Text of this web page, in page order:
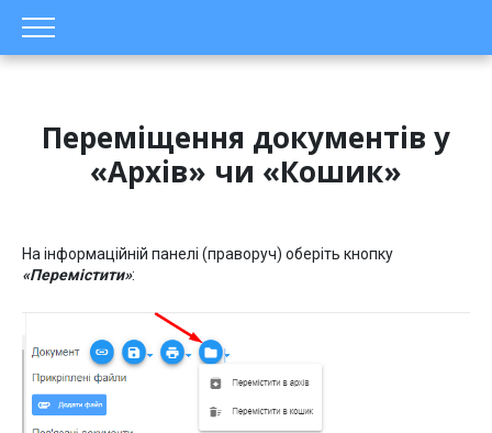
Переміщення документів у
«Архів» чи «Кошик»
На інформаційній панелі (праворуч) оберіть кнопку
«Перемістити»: